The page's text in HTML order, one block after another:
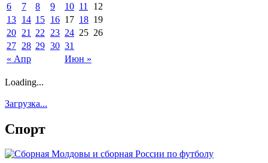
« Апр Июн »
6
7 8 9 10 11
12
13 14 15 16 17 18 19
20 21 22 23 24 25 26
27 28 29 30 31
Loading...
Загрузка...
Спорт